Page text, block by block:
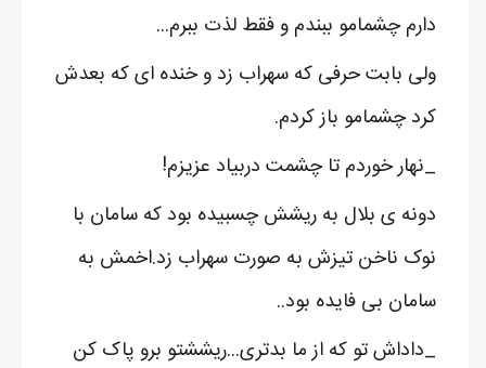
دارم چشمامو ببندم و فقط لذت ببرم...
ولی بابت حرفی که سهراب زد و خنده ای که بعدش
کرد چشمامو باز کردم.
_نهار خوردم تا چشمت دربیاد عزیزم!
دونه ی بلال به ریشش چسبیده بود که سامان با
نوک ناخن تیزش به صورت سهراب زد.اخمش به
سامان بی فایده بود..
_داداش تو که از ما بدتری...ریششتو برو پاک کن